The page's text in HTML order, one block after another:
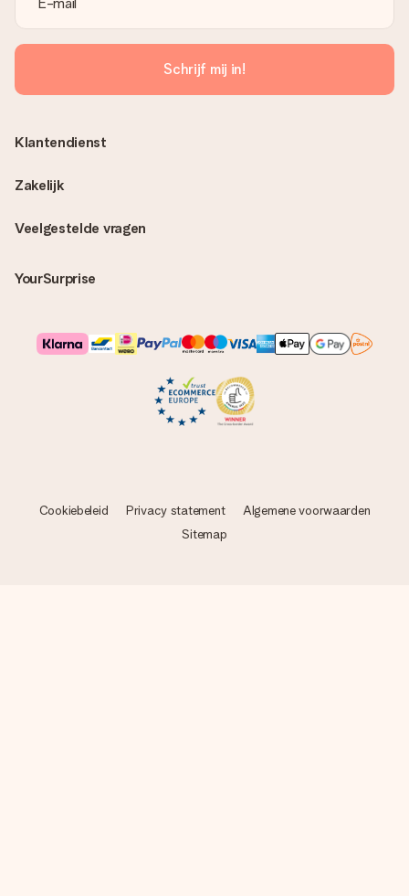
Schrijf mij in!
Veelgestelde vragen
YourSurprise
Klantendienst
Zakelijk
Cookiebeleid Privacy statement
Algemene voorwaarden
Sitemap